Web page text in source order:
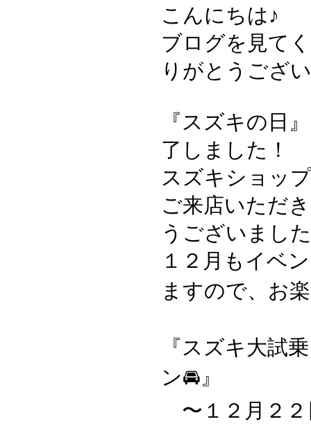
こんにちは♪
ブログを見て
りがとうござ
『スズキの日
了しました！
スズキショッ
ご来店いただ
うございまし
１２月もイベ
ますので、お
『スズキ大試
ン🚘』
〜１２月２２